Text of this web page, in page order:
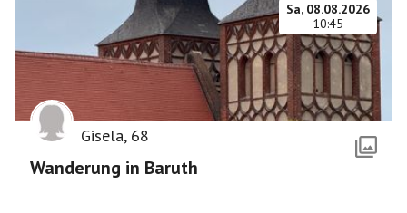
Sa, 08.08.2026
10:45
Gisela, 68
Wanderung in Baruth